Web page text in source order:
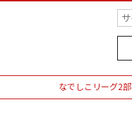
なでしこリーグ2部